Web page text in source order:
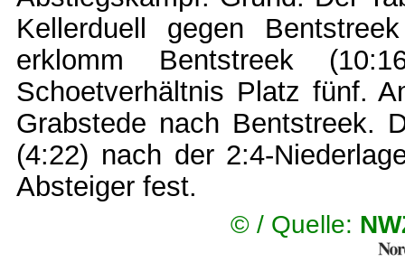
Kellerduell gegen
erklomm Bentstreek
Schoetverhältnis Platz fünf.
Grabstede nach Bentstreek.
(4:22) nach der 2:4-
Absteiger fest.
© / Quelle: